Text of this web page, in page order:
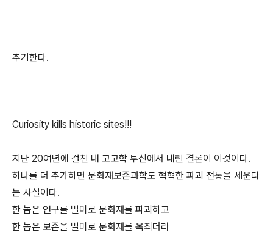
추기한다.
Curiosity kills historic sites!!!
지난 20여년에 걸친 내 고고학 투신에서 내린 결론이 이것이다.
하나를 더 추가하면 문화재보존과학도 혁혁한 파괴 전통을 세운다
는 사실이다.
한 놈은 연구를 빌미로 문화재를 파괴하고
한 놈은 보존을 빌미로 문화재를 옥죄더라